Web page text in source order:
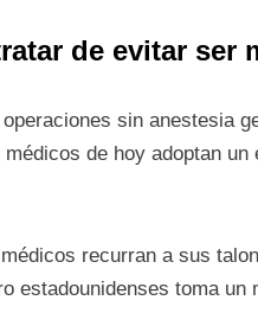
de evitar ser
sin anestesia
de hoy adoptan
recurran a sus
estadounidenses toma